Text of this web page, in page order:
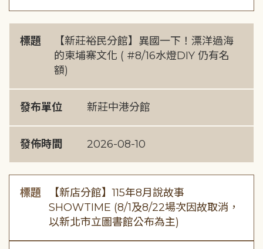
標題
【新莊裕民分館】異國一下！漂洋過海
的柬埔寨文化 ( #8/16水燈DIY 仍有名
額)
發布單位 新莊中港分館
發佈時間 2026-08-10
標題
【新店分館】115年8月說故事
SHOWTIME (8/1及8/22場次因故取消，
以新北市立圖書館公布為主)